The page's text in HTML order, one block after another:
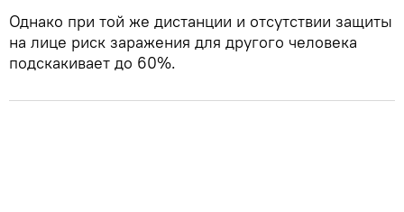
Однако при той же дистанции и отсутствии защиты
на лице риск заражения для другого человека
подскакивает до 60%.